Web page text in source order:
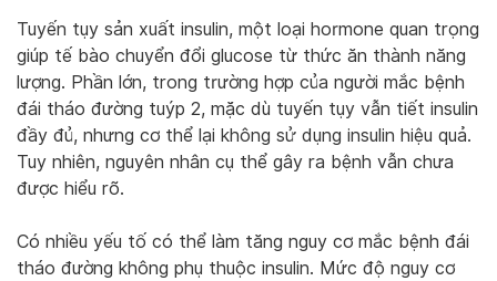
Tuyến tụy sản xuất insulin, một loại hormone quan trọng
giúp tế bào chuyển đổi glucose từ thức ăn thành năng
lượng. Phần lớn, trong trường hợp của người mắc bệnh
đái tháo đường tuýp 2, mặc dù tuyến tụy vẫn tiết insulin
đầy đủ, nhưng cơ thể lại không sử dụng insulin hiệu quả.
Tuy nhiên, nguyên nhân cụ thể gây ra bệnh vẫn chưa
được hiểu rõ.
Có nhiều yếu tố có thể làm tăng nguy cơ mắc bệnh đái
tháo đường không phụ thuộc insulin. Mức độ nguy cơ